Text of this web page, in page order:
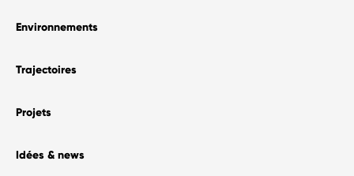
Environnements
Trajectoires
Projets
Idées & news